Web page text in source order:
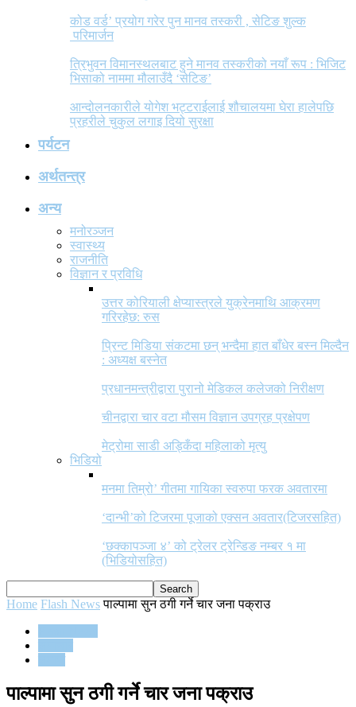
कोड वर्ड’ प्रयोग गरेर पुन मानव तस्करी , सेटिङ शुल्क
परिमार्जन
त्रिभुवन विमानस्थलबाट हुने मानव तस्करीको नयाँ रूप : भिजिट
भिसाको नाममा मौलाउँदै ‘सेटिङ’
आन्दोलनकारीले योगेश भट्टराईलाई शौचालयमा घेरा हालेपछि
प्रहरीले चुकुल लगाइ दियो सुरक्षा
पर्यटन
अर्थतन्त्र
अन्य
मनोरञ्जन
स्वास्थ्य
राजनीति
विज्ञान र प्रविधि
उत्तर कोरियाली क्षेप्यास्त्रले युक्रेनमाथि आक्रमण
गरिरहेछ: रुस
प्रिन्ट मिडिया संकटमा छन् भन्दैमा हात बाँधेर बस्न मिल्दैन
: अध्यक्ष बस्नेत
प्रधानमन्त्रीद्वारा पुरानो मेडिकल कलेजको निरीक्षण
चीनद्वारा चार वटा मौसम विज्ञान उपग्रह प्रक्षेपण
मेट्रोमा साडी अड्किँदा महिलाको मृत्यु
भिडियो
मनमा तिम्रो’ गीतमा गायिका स्वरुपा फरक अवतारमा
‘दान्भी’को टिजरमा पूजाको एक्सन अवतार(टिजरसहित)
‘छक्कापञ्जा ४’ को ट्रेलर ट्रेन्डिङ नम्बर १ मा
(भिडियोसहित)
Home Flash News पाल्पामा सुन ठगी गर्ने चार जना पक्राउ
पाल्पामा सुन ठगी गर्ने चार जना पक्राउ